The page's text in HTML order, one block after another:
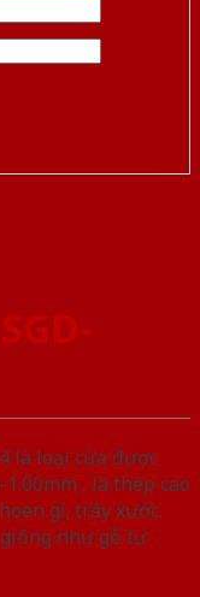
là loại cửa được
, là thép cao
gỉ, trầy xước.
như gỗ tự